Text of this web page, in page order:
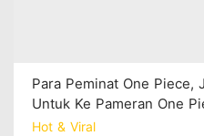
Hot & Viral
Para Peminat One Piece,
Untuk Ke Pameran One
Piracy Di Resorts World